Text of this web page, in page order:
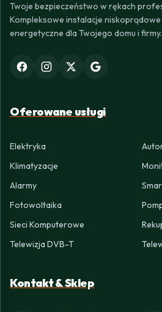
Twoje bezpieczeństwo w rękach
Kompleksowe instalacje niskoprądowe
energetyczne dla Twojego domu i firmy.
Oferowane usługi
Elektryka
Klimatyzacje
Alarmy
Fotowoltaika
Sieci Komputerowe
Telewizja DVB-T
Kontakt & Sklep